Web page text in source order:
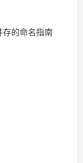
存的命名指南